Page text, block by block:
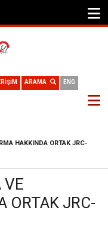
ENG
ARAMA
HAKKINDA ORTAK JRC-
VE
ORTAK JRC-